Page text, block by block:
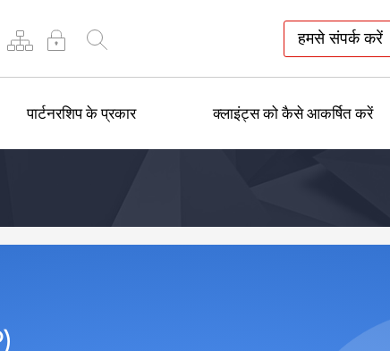
हमसे संपर्क करें
पार्टनरशिप के प्रकार क्लाइंट्स को कैसे आकर्षित करें